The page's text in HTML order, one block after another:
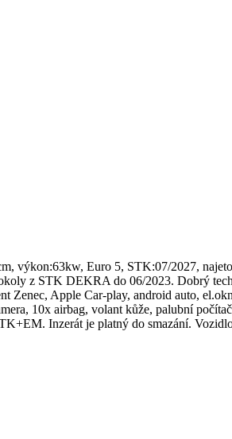
Euro 5, STK:07/2027,
z STK DEKRA do 06/2023. Dobrý
Apple Car-play, android auto,
10x airbag, volant kůže, palubní
Inzerát je platný do smazání.